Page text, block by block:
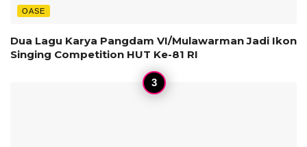
OASE
Dua Lagu Karya Pangdam VI/Mulawarman Jadi Ikon
Singing Competition HUT Ke-81 RI